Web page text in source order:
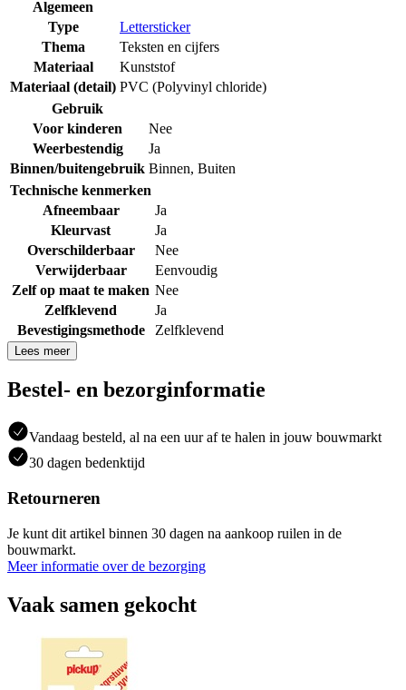
Algemeen
Type
Lettersticker
Thema
Teksten en cijfers
Materiaal
Kunststof
Materiaal (detail) PVC (Polyvinyl chloride)
Gebruik
Voor kinderen
Nee
Weerbestendig
Ja
Binnen/buitengebruik Binnen, Buiten
Technische kenmerken
Afneembaar
Ja
Kleurvast
Ja
Overschilderbaar
Nee
Verwijderbaar
Eenvoudig
Zelf op maat te maken Nee
Zelfklevend
Ja
Bevestigingsmethode
Zelfklevend
Lees meer
Bestel- en bezorginformatie
Vandaag besteld, al na een uur af te halen in jouw bouwmarkt
30 dagen bedenktijd
Retourneren
Je kunt dit artikel binnen 30 dagen na aankoop ruilen in de
bouwmarkt.
Meer informatie over de bezorging
Vaak samen gekocht